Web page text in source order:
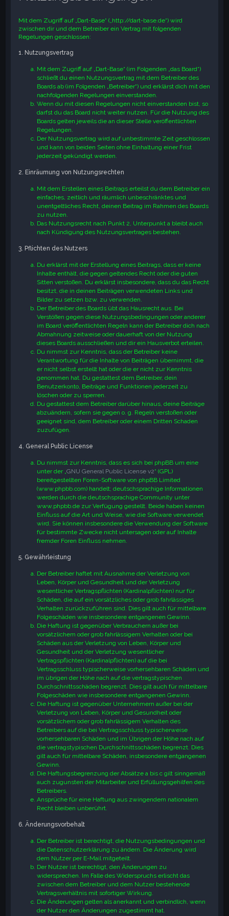
Mit dem Zugriff auf „Dart-Base“ („http://dart-base.de“) wird
zwischen dir und dem Betreiber ein Vertrag mit folgenden
Regelungen geschlossen:
1. Nutzungsvertrag
Mit dem Zugriff auf „Dart-Base“ (im Folgenden „das Board“)
schließt du einen Nutzungsvertrag mit dem Betreiber des
Boards ab (im Folgenden „Betreiber“) und erklärst dich mit den
nachfolgenden Regelungen einverstanden.
Wenn du mit diesen Regelungen nicht einverstanden bist, so
darfst du das Board nicht weiter nutzen. Für die Nutzung des
Boards gelten jeweils die an dieser Stelle veröffentlichten
Regelungen.
Der Nutzungsvertrag wird auf unbestimmte Zeit geschlossen
und kann von beiden Seiten ohne Einhaltung einer Frist
jederzeit gekündigt werden.
2. Einräumung von Nutzungsrechten
Mit dem Erstellen eines Beitrags erteilst du dem Betreiber ein
einfaches, zeitlich und räumlich unbeschränktes und
unentgeltliches Recht, deinen Beitrag im Rahmen des Boards
zu nutzen.
Das Nutzungsrecht nach Punkt 2, Unterpunkt a bleibt auch
nach Kündigung des Nutzungsvertrages bestehen.
3. Pflichten des Nutzers
Du erklärst mit der Erstellung eines Beitrags, dass er keine
Inhalte enthält, die gegen geltendes Recht oder die guten
Sitten verstoßen. Du erklärst insbesondere, dass du das Recht
besitzt, die in deinen Beiträgen verwendeten Links und
Bilder zu setzen bzw. zu verwenden.
Der Betreiber des Boards übt das Hausrecht aus. Bei
Verstößen gegen diese Nutzungsbedingungen oder anderer
im Board veröffentlichten Regeln kann der Betreiber dich nach
Abmahnung zeitweise oder dauerhaft von der Nutzung
dieses Boards ausschließen und dir ein Hausverbot erteilen.
Du nimmst zur Kenntnis, dass der Betreiber keine
Verantwortung für die Inhalte von Beiträgen übernimmt, die
er nicht selbst erstellt hat oder die er nicht zur Kenntnis
genommen hat. Du gestattest dem Betreiber, dein
Benutzerkonto, Beiträge und Funktionen jederzeit zu
löschen oder zu sperren.
Du gestattest dem Betreiber darüber hinaus, deine Beiträge
abzuändern, sofern sie gegen o. g. Regeln verstoßen oder
geeignet sind, dem Betreiber oder einem Dritten Schaden
zuzufügen.
4. General Public License
Du nimmst zur Kenntnis, dass es sich bei phpBB um eine
unter der „GNU General Public License v2“ (GPL)
bereitgestellten Foren-Software von phpBB Limited
(www.phpbb.com) handelt; deutschsprachige Informationen
werden durch die deutschsprachige Community unter
www.phpbb.de zur Verfügung gestellt. Beide haben keinen
Einfluss auf die Art und Weise, wie die Software verwendet
wird. Sie können insbesondere die Verwendung der Software
für bestimmte Zwecke nicht untersagen oder auf Inhalte
fremder Foren Einfluss nehmen.
5. Gewährleistung
Der Betreiber haftet mit Ausnahme der Verletzung von
Leben, Körper und Gesundheit und der Verletzung
wesentlicher Vertragspflichten (Kardinalpflichten) nur für
Schäden, die auf ein vorsätzliches oder grob fahrlässiges
Verhalten zurückzuführen sind. Dies gilt auch für mittelbare
Folgeschäden wie insbesondere entgangenen Gewinn.
Die Haftung ist gegenüber Verbrauchern außer bei
vorsätzlichem oder grob fahrlässigem Verhalten oder bei
Schäden aus der Verletzung von Leben, Körper und
Gesundheit und der Verletzung wesentlicher
Vertragspflichten (Kardinalpflichten) auf die bei
Vertragsschluss typischerweise vorhersehbaren Schäden und
im übrigen der Höhe nach auf die vertragstypischen
Durchschnittsschäden begrenzt. Dies gilt auch für mittelbare
Folgeschäden wie insbesondere entgangenen Gewinn.
Die Haftung ist gegenüber Unternehmern außer bei der
Verletzung von Leben, Körper und Gesundheit oder
vorsätzlichem oder grob fahrlässigem Verhalten des
Betreibers auf die bei Vertragsschluss typischerweise
vorhersehbaren Schäden und im Übrigen der Höhe nach auf
die vertragstypischen Durchschnittsschäden begrenzt. Dies
gilt auch für mittelbare Schäden, insbesondere entgangenen
Gewinn.
Die Haftungsbegrenzung der Absätze a bis c gilt sinngemäß
auch zugunsten der Mitarbeiter und Erfüllungsgehilfen des
Betreibers.
Ansprüche für eine Haftung aus zwingendem nationalem
Recht bleiben unberührt.
6. Änderungsvorbehalt
Der Betreiber ist berechtigt, die Nutzungsbedingungen und
die Datenschutzerklärung zu ändern. Die Änderung wird
dem Nutzer per E-Mail mitgeteilt.
Der Nutzer ist berechtigt, den Änderungen zu
widersprechen. Im Falle des Widerspruchs erlischt das
zwischen dem Betreiber und dem Nutzer bestehende
Vertragsverhältnis mit sofortiger Wirkung.
Die Änderungen gelten als anerkannt und verbindlich, wenn
der Nutzer den Änderungen zugestimmt hat.